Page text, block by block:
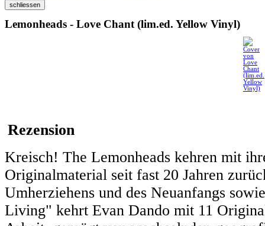
Lemonheads - Love Chant (lim.ed. Yellow Vinyl)
Rezension
Kreisch! The Lemonheads kehren mit
Originalmaterial seit fast 20 Jahren
Umherziehens und des Neuanfangs
Living" kehrt Evan Dando mit 11